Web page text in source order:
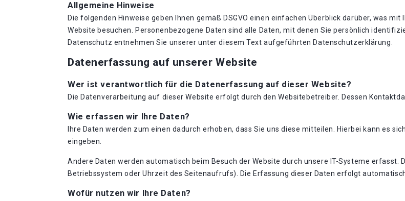
Allgemeine Hinweise
Die folgenden Hinweise geben Ihnen gemäß DSGVO einen einfachen Überblick darüber, was
Website besuchen. Personenbezogene Daten sind alle Daten, mit denen Sie persönlich
Datenschutz entnehmen Sie unserer unter diesem Text aufgeführten Datenschutzerklärung.
Datenerfassung auf unserer Website
Wer ist verantwortlich für die Datenerfassung auf dieser Website?
Die Datenverarbeitung auf dieser Website erfolgt durch den Websitebetreiber. Dessen
Wie erfassen wir Ihre Daten?
Ihre Daten werden zum einen dadurch erhoben, dass Sie uns diese mitteilen. Hierbei kann es
eingeben.
Andere Daten werden automatisch beim Besuch der Website durch unsere IT-Systeme erfasst.
Betriebssystem oder Uhrzeit des Seitenaufrufs). Die Erfassung dieser Daten erfolgt
Wofür nutzen wir Ihre Daten?